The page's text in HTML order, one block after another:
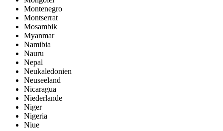
Montenegro
Montserrat
Mosambik
Myanmar
Namibia
Nauru
Nepal
Neukaledonien
Neuseeland
Nicaragua
Niederlande
Niger
Nigeria
Niue